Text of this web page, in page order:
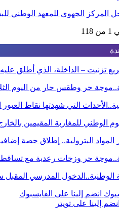
المركز الجهوي للمعهد الوطني
1 من 118
تزنيت – الداخلة، الذي أطلق
حر وطقس حار من اليوم
التي شهدتها نقاط
الوطني للمغاربة المقيمين
المواد البترولية.. إطلاق حصة
حر وزخات رعدية مع تساقط
الوطنية..الدخول المدرسي
انضم إلينا على الفايسبوك
انضم إلينا على تويتر